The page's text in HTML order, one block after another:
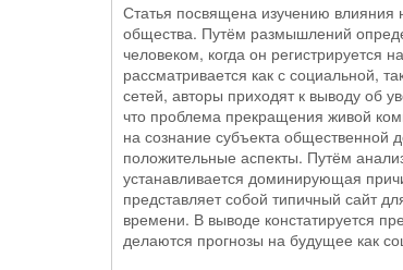
Статья посвящена изучению
общества. Путём размышлений
человеком, когда он регистрируется
рассматривается как с социальной,
сетей, авторы приходят к выводу об
что проблема прекращения живой
на сознание субъекта общественной
положительные аспекты. Путём
устанавливается доминирующая
представляет собой типичный сайт
времени. В выводе констатируется
делаются прогнозы на будущее как